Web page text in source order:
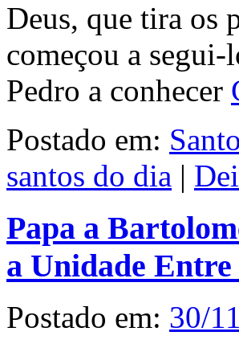
Deus, que tira os
começou a
Pedro a conhecer
Postado em:
santos do dia |
Papa a
a Unidade
Postado em: 30/